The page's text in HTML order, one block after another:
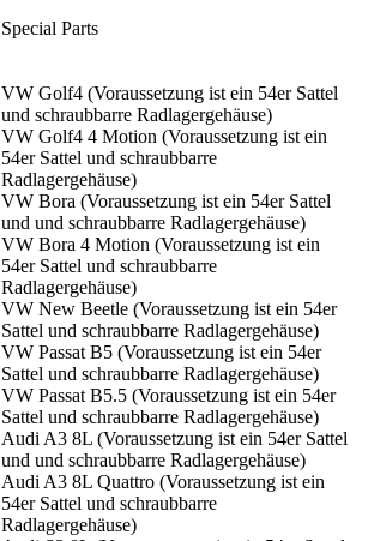
Special Parts
VW Golf4 (Voraussetzung ist ein 54er Sattel
und schraubbarre Radlagergehäuse)
VW Golf4 4 Motion (Voraussetzung ist ein
54er Sattel und schraubbarre
Radlagergehäuse)
VW Bora (Voraussetzung ist ein 54er Sattel
und und schraubbarre Radlagergehäuse)
VW Bora 4 Motion (Voraussetzung ist ein
54er Sattel und schraubbarre
Radlagergehäuse)
VW New Beetle (Voraussetzung ist ein 54er
Sattel und schraubbarre Radlagergehäuse)
VW Passat B5 (Voraussetzung ist ein 54er
Sattel und schraubbarre Radlagergehäuse)
VW Passat B5.5 (Voraussetzung ist ein 54er
Sattel und schraubbarre Radlagergehäuse)
Audi A3 8L (Voraussetzung ist ein 54er Sattel
und und schraubbarre Radlagergehäuse)
Audi A3 8L Quattro (Voraussetzung ist ein
54er Sattel und schraubbarre
Radlagergehäuse)